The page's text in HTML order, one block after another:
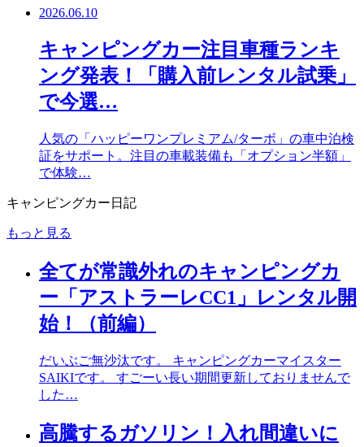
2026.06.10
キャンピングカー注目車種ランキ
ング発表！「購入前レンタル試乗」
で今選…
人気の「ハッピーワンプレミアム/ターボ」の車中泊検
証をサポート。注目の車載装備も「オプション半額」
で体験…
キャンピングカー日記
もっと見る
全てが常識外れのキャンピングカ
ー「アストラーレCC1」レンタル開
始！（前編）
だいぶご無沙汰です。 キャンピングカーマイスター
SAIKIです。 すごーい長い期間更新しておりませんで
した…
高騰するガソリン！入れ間違いに